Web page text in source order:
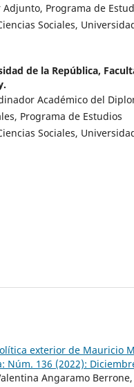
Programa de
Sociales,
de la República,
Académico del
Programa de Estudios
Sociales,
exterior de Mauricio
Núm. 136 (2022):
Angaramo Berrone,